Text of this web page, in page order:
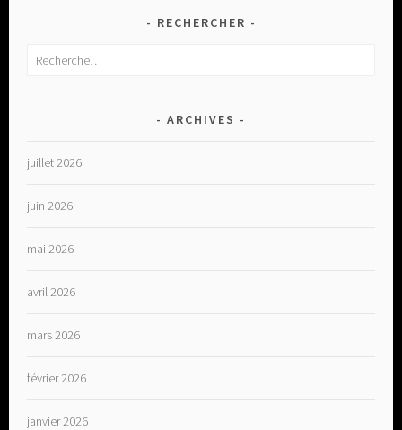
RECHERCHER
Rechercher :
ARCHIVES
juillet 2026
juin 2026
mai 2026
avril 2026
mars 2026
février 2026
janvier 2026